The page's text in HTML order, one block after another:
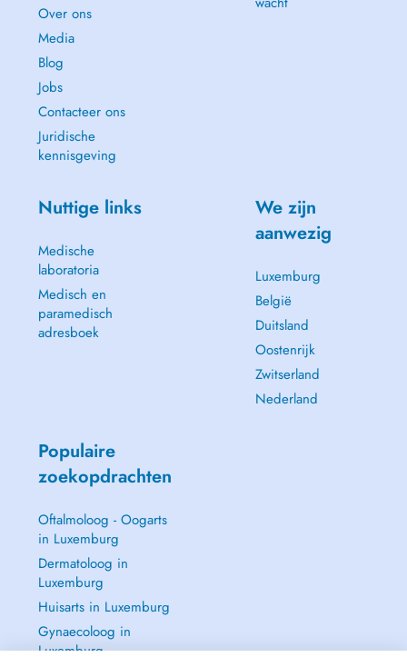
Over ons
Media
Blog
Jobs
Contacteer ons
Juridische
kennisgeving
Nuttige links
Medische
laboratoria
Medisch en
paramedisch
adresboek
We zijn
aanwezig
Luxemburg
België
Duitsland
Oostenrijk
Zwitserland
Nederland
Populaire
zoekopdrachten
Oftalmoloog - Oogarts
in Luxemburg
Dermatoloog in
Luxemburg
Huisarts in Luxemburg
Gynaecoloog in
Luxemburg